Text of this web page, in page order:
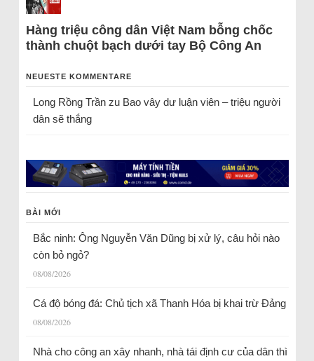
Hàng triệu công dân Việt Nam bỗng chốc
thành chuột bạch dưới tay Bộ Công An
NEUESTE KOMMENTARE
Long Rồng Trầnzu Bao vây dư luận viên – triệu người
dân sẽ thắng
BÀI MỚI
Bắc ninh: Ông Nguyễn Văn Dũng bị xử lý, câu hỏi nào
còn bỏ ngỏ?
08/08/2026
Cá độ bóng đá: Chủ tịch xã Thanh Hóa bị khai trừ Đảng
08/08/2026
Nhà cho công an xây nhanh, nhà tái định cư của dân thì